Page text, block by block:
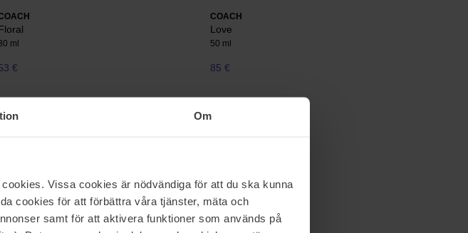
Om
Vissa cookies är nödvändiga för att du ska kunna
cookies för att förbättra våra tjänster, mäta och
samt för att aktivera funktioner som används på
ml
€
COACH
Love
50 ml
85 €